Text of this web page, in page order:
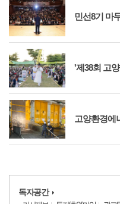
민선8기 마
'제38회 고
고양환경에
독자공간